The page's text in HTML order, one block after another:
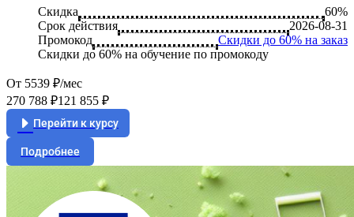
Скидка
60%
Срок действия
2026-08-31
Промокод
Скидки до 60% на заказ
Скидки до 60% на обучение по промокоду
От 5539 ₽/мес
270 788 ₽121 855 ₽
Перейти к курсу
Подробнее